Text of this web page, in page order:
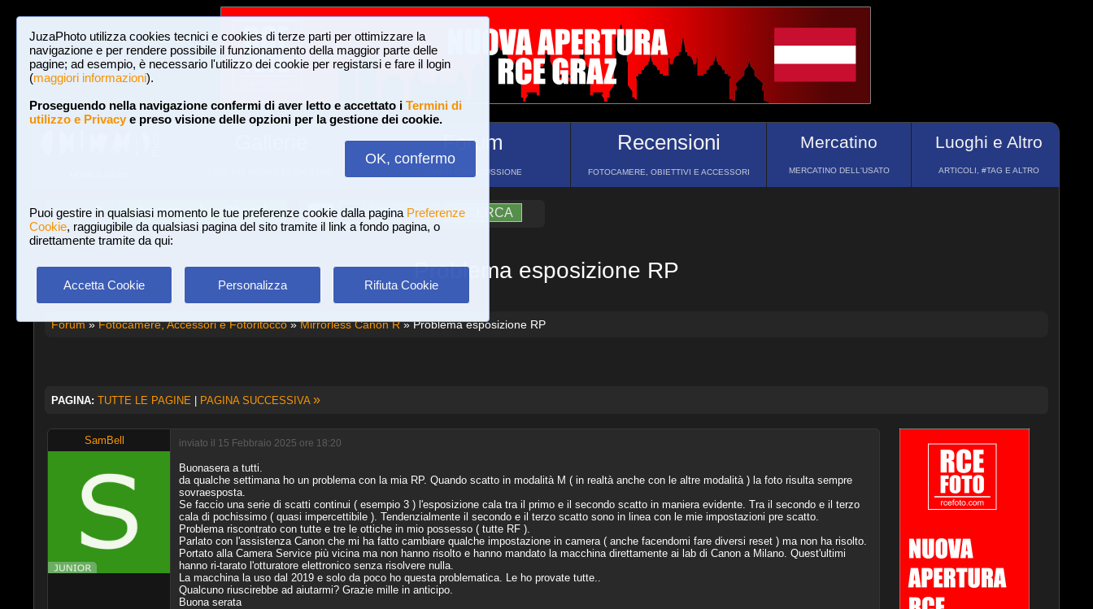
JuzaPhoto utilizza cookies tecnici e cookies di terze parti per ottimizzare la
navigazione e per rendere possibile il funzionamento della maggior parte delle
pagine; ad esempio, è necessario l'utilizzo dei cookie per registarsi e fare il login
(maggiori informazioni).
Proseguendo nella navigazione confermi di aver letto e accettato i Termini di
utilizzo e Privacye preso visione delle opzioni per la gestione dei cookie.
OK, confermo
Puoi gestire in qualsiasi momento le tue preferenze cookie dalla pagina Preferenze
Cookie, raggiugibile da qualsiasi pagina del sito tramite il link a fondo pagina, o
direttamente tramite da qui:
Accetta Cookie Personalizza Rifiuta Cookie
Forum
FORUM DI DISCUSSIONE
Recensioni
FOTOCAMERE, OBIETTIVI E ACCESSORI
Mercatino
MERCATINO DELL'USATO
Luoghi e Altro
ARTICOLI, #TAG E ALTRO
Login Iscriviti a JuzaPhoto! A A ?AIUTO RICERCA
Problema esposizione RP
Forum»Fotocamere, Accessori e Fotoritocco»Mirrorless Canon R» Problema esposizione RP
PAGINA: TUTTE LE PAGINE | PAGINA SUCCESSIVA »
SamBell inviato il 15 Febbraio 2025 ore 18:20
Buonasera a tutti.
da qualche settimana ho un problema con la mia RP. Quando scatto in modalità M ( in realtà anche con le altre modalità ) la foto risulta sempre
sovraesposta.
Se faccio una serie di scatti continui ( esempio 3 ) l'esposizione cala tra il primo e il secondo scatto in maniera evidente. Tra il secondo e il terzo
cala di pochissimo ( quasi impercettibile ). Tendenzialmente il secondo e il terzo scatto sono in linea con le mie impostazioni pre scatto.
Problema riscontrato con tutte e tre le ottiche in mio possesso ( tutte RF ).
Parlato con l'assistenza Canon che mi ha fatto cambiare qualche impostazione in camera ( anche facendomi fare diversi reset ) ma non ha risolto.
Portato alla Camera Service più vicina ma non hanno risolto e hanno mandato la macchina direttamente ai lab di Canon a Milano. Quest'ultimi
hanno ri-tarato l'otturatore elettronico senza risolvere nulla.
La macchina la uso dal 2019 e solo da poco ho questa problematica. Le ho provate tutte..
Qualcuno riuscirebbe ad aiutarmi? Grazie mille in anticipo.
Buona serata